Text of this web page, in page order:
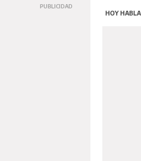
HOY